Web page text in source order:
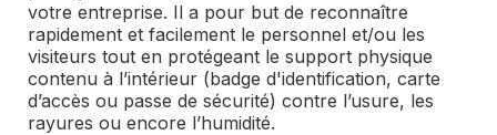
votre entreprise. Il a pour but de reconnaître
rapidement et facilement le personnel et/ou les
visiteurs tout en protégeant le support physique
contenu à l’intérieur (badge d'identification, carte
d’accès ou passe de sécurité) contre l’usure, les
rayures ou encore l’humidité.